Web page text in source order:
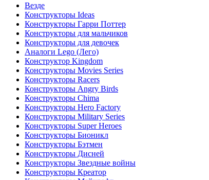
Везде
Конструкторы Ideas
Конструкторы Гарри Поттер
Конструкторы для мальчиков
Конструкторы для девочек
Аналоги Lego (Лего)
Конструктор Kingdom
Конструкторы Movies Series
Конструкторы Racers
Конструкторы Angry Birds
Конструкторы Chima
Конструкторы Hero Factory
Конструкторы Military Series
Конструкторы Super Heroes
Конструкторы Бионикл
Конструкторы Бэтмен
Конструкторы Дисней
Конструкторы Звездные войны
Конструкторы Креатор